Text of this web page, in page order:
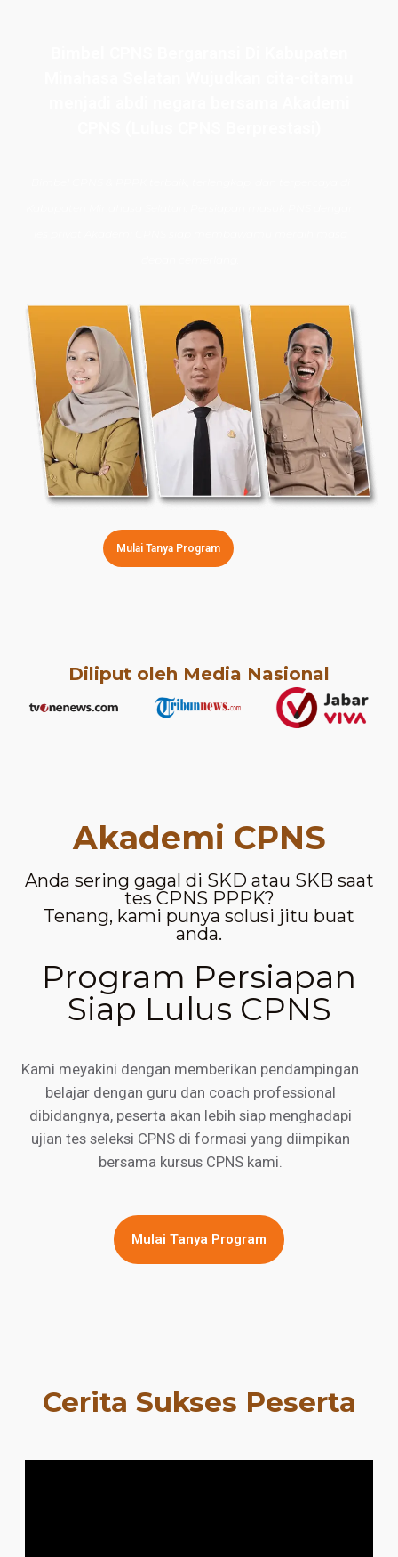
Mulai Tanya Program
Diliput oleh Media Nasional
Akademi CPNS
Anda sering gagal di SKD atau SKB saat
tes CPNS PPPK?
Tenang, kami punya solusi jitu buat
anda.
Program Persiapan
Siap Lulus CPNS
Kami meyakini dengan memberikan pendampingan
belajar dengan guru dan coach professional
dibidangnya, peserta akan lebih siap menghadapi
ujian tes seleksi CPNS di formasi yang diimpikan
bersama kursus CPNS kami.
Mulai Tanya Program
Cerita Sukses Peserta